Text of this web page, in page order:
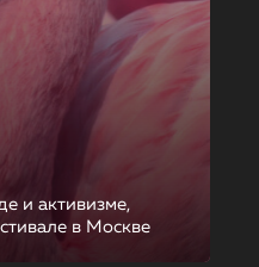
и активизме,
в Москве